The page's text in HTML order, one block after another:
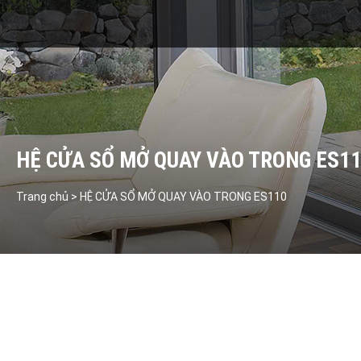
HỆ CỬA SỔ MỞ QUAY VÀO TRONG
Trang chủ > HỆ CỬA SỔ MỞ QUAY VÀO TRONG ES110